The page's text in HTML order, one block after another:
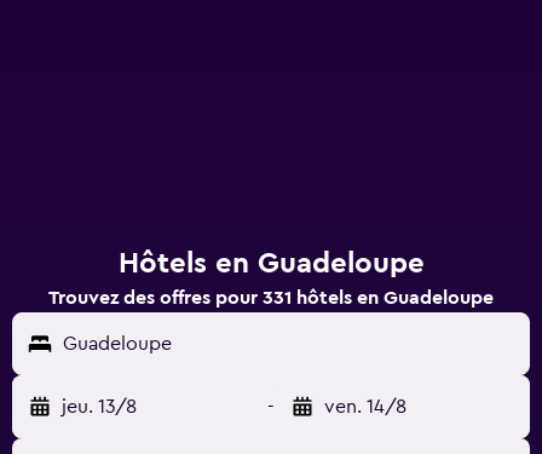
Hôtels en Guadeloupe
Trouvez des offres pour 331 hôtels en Guadeloupe
Guadeloupe
jeu. 13/8 - ven. 14/8